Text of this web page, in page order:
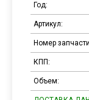
Год:
Артикул:
Номер
КПП:
Объем: